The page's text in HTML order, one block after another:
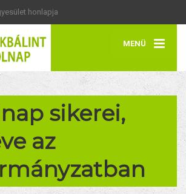
honlapja
MENÜ
sikerei,
az